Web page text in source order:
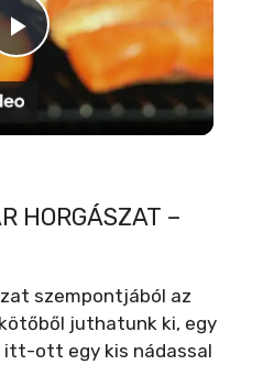
P
l
V
HORGÁSZAT –
szempontjából az
juthatunk ki, egy
itt-ott egy kis nádassal